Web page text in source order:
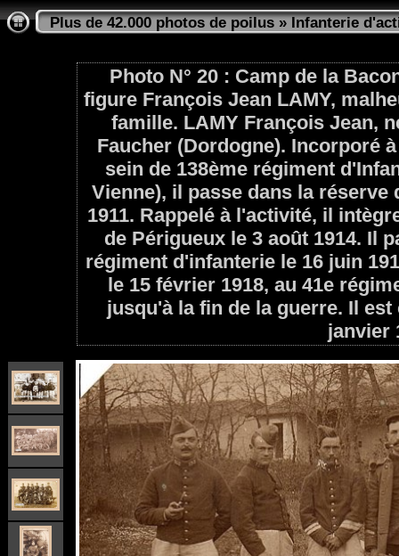
Plus de 42.000 photos de poilus»Infanterie
Photo N° 20 : Camp de la
figure François Jean LAMY,
famille. LAMY François Jean,
Faucher (Dordogne). Incorporé
sein de 138ème régiment
Vienne), il passe dans la
1911. Rappelé à l'activité, il
de Périgueux le 3 août 1914. Il
régiment d'infanterie le 16 juin
le 15 février 1918, au 41e
jusqu'à la fin de la guerre. Il
janvier